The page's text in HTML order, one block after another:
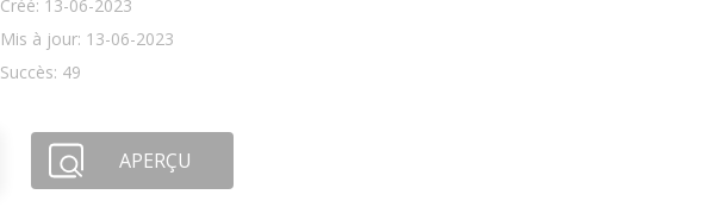
Créé: 13-06-2023
Mis à jour: 13-06-2023
Succès: 49
APERÇU